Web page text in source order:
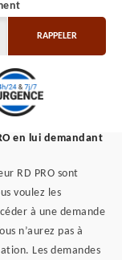
en lui demandant
RD PRO sont
voulez les
à une demande
n’aurez pas à
Les demandes